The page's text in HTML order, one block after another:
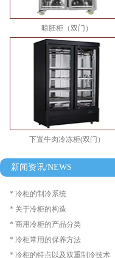
晾胚柜（双门）
下置牛肉冷冻柜(双门）
新闻资讯/NEWS
* 冷柜的制冷系统
* 关于冷柜的构造
* 商用冷柜的产品分类
* 冷柜常用的保养方法
* 冷柜的特点以及双重制冷技术